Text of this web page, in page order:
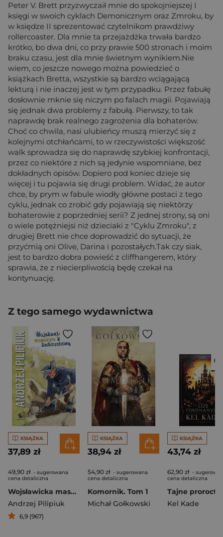
Peter V. Brett przyzwyczaił mnie do spokojniejszej I
księgi w swoich cyklach Demonicznym oraz Zmroku, by
w księdze II sprezentować czytelnikom prawdziwy
rollercoaster. Dla mnie ta przejażdżka trwała bardzo
krótko, bo dwa dni, co przy prawie 500 stronach i moim
braku czasu, jest dla mnie świetnym wynikiem.Nie
wiem, co jeszcze nowego można powiedzieć o
książkach Bretta, wszystkie są bardzo wciągającą
lekturą i nie inaczej jest w tym przypadku. Przez fabułę
dosłownie mknie się niczym po falach magii. Pojawiają
się jednak dwa problemy z fabułą. Pierwszy, to tak
naprawdę brak realnego zagrożenia dla bohaterów.
Choć co chwila, nasi ulubieńcy muszą mierzyć się z
kolejnymi otchłańcami, to w rzeczywistości większość
walk sprowadza się do naprawdę szybkiej konfrontacji,
przez co niektóre z nich są jedynie wspomniane, bez
dokładnych opisów. Dopiero pod koniec dzieje się
więcej i tu pojawia się drugi problem. Widać, że autor
chce, by prym w fabule wiodły główne postaci z tego
cyklu, jednak co zrobić gdy pojawiają się niektórzy
bohaterowie z poprzedniej serii? Z jednej strony, są oni
o wiele potężniejsi niż dzieciaki z "Cyklu Zmroku", z
drugiej Brett nie chce doprowadzić do sytuacji, że
przyćmią oni Olive, Darina i pozostałych.Tak czy siak,
jest to bardzo dobra powieść z cliffhangerem, który
sprawia, że z niecierpliwością będę czekał na
kontynuację.
Z tego samego wydawnictwa
KSIĄŻKA
37,89 zł
49,90 zł - sugerowana
cena detaliczna
Wojsławicka masakra kosą łańcuchową
Andrzej Pilipiuk
6,9 (967)
KSIĄŻKA
38,94 zł
54,90 zł - sugerowana
cena detaliczna
Komornik. Tom 1
Michał Gołkowski
KSIĄŻKA
43,74 zł
62,90 zł -
cena detaliczna
Kel Kade